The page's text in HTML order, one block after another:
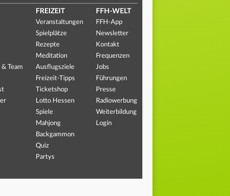
Team
FREIZEIT
Veranstaltungen
Spielplätze
Rezepte
Meditation
Ausflugsziele
Freizeit-Tipps
Ticketshop
Lotto Hessen
Spiele
Mahjong
Backgammon
Quiz
Partys
FFH-WELT
FFH-App
Newsletter
Kontakt
Frequenzen
Jobs
Führungen
Presse
Radiowerbung
Weiterbildung
Login